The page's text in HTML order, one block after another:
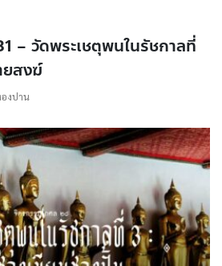
– วัดพระเชตุพนในรัชกาลที่
สงฆ์
งปาน